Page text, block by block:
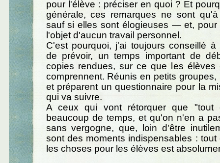
pour l'élève : préciser en quoi ? Et
générale, ces remarques ne sont
sauf si elles sont élogieuses — et, pour
l'objet d'aucun travail personnel.
C'est pourquoi, j'ai toujours conseillé à
de prévoir, un temps important de
copies rendues, sur ce que les
comprennent. Réunis en petits
et préparent un questionnaire pour la
qui va suivre.
A ceux qui vont rétorquer que "tout
beaucoup de temps, et qu'on n'en a
sans vergogne, que, loin d'être
sont des moments indispensables : tout
les choses pour les élèves est